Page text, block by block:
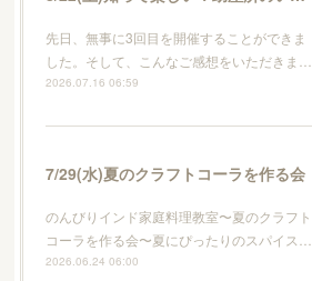
先日、無事に3回目を開催することができま
した。そして、こんなご感想をいただきま…
2026.07.16 06:59
7/29(水)夏のクラフトコーラを作る会
のんびりインド家庭料理教室〜夏のクラフト
コーラを作る会〜夏にぴったりのスパイス…
2026.06.24 06:00